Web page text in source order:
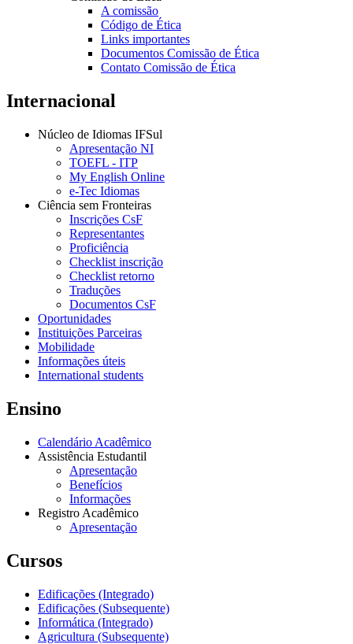
A comissão
Código de Ética
Links importantes
Documentos Comissão de Ética
Contato Comissão de Ética
Internacional
Núcleo de Idiomas IFSul
Apresentação NI
TOEFL - ITP
My English Online
e-Tec Idiomas
Ciência sem Fronteiras
Inscrições CsF
Representantes
Proficiência
Checklist inscrição
Checklist retorno
Traduções
Documentos CsF
Oportunidades
Instituições Parceiras
Mobilidade
Informações úteis
International students
Ensino
Calendário Acadêmico
Assistência Estudantil
Apresentação
Benefícios
Informações
Registro Acadêmico
Apresentação
Cursos
Edificações (Integrado)
Edificações (Subsequente)
Informática (Integrado)
Agricultura (Subsequente)